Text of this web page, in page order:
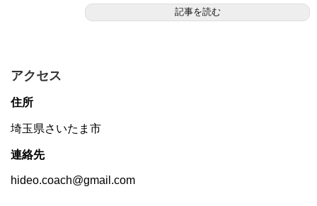
記事を読む
アクセス
住所
埼玉県さいたま市
連絡先
hideo.coach@gmail.com